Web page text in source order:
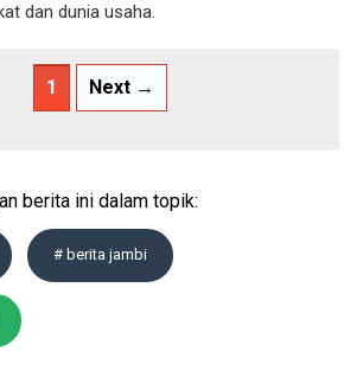
dan dunia usaha.
1 Next →
berita ini dalam topik:
# berita jambi